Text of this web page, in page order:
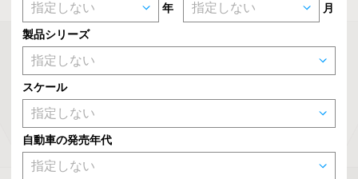
年 月
製品シリーズ
スケール
自動車の発売年代